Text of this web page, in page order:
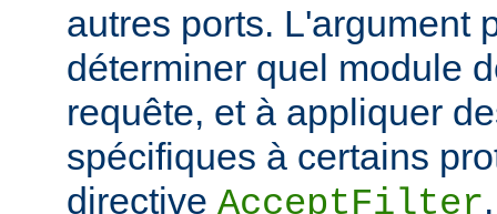
autres ports. L'argument
déterminer quel module
requête, et à appliquer
spécifiques à certains
directive AcceptFilter.